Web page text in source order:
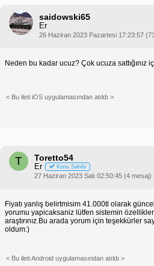
saidowski65
Er
26 Haziran 2023 Pazartesi 17:23:57
Neden bu kadar ucuz? Çok ucuza sattığınız
< Bu ileti iOS uygulamasından atıldı >
T Toretto54
Er Konu Sahibi
27 Haziran 2023 Salı 02:50:45 (4 mesaj)
Fiyatı yanlış belirtmisim 41.000tl olarak
yorumu yapicaksaniz lütfen sistemin
araştırınız.Bu arada yorum için teşekkürler
oldum:)
< Bu ileti Android uygulamasından atıldı >